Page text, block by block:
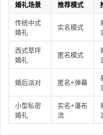
婚礼场景 推荐模式
传统中式
婚礼
实名模式
西式草坪
婚礼
匿名模式
婚后派对 匿名+弹幕
小型私密
婚礼
实名+瀑布
流